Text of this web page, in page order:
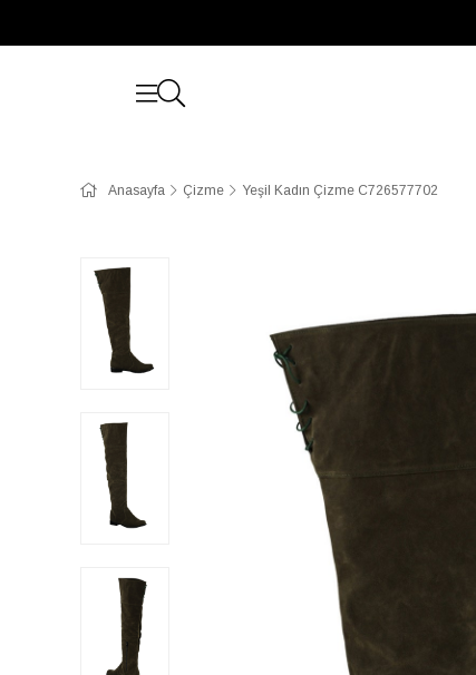
Anasayfa Çizme Yeşil Kadın Çizme C726577702